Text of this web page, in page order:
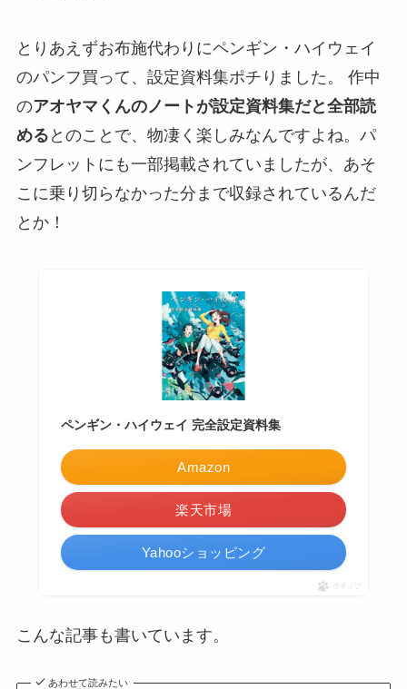
とりあえずお布施代わりにペンギン・ハイウェイ
のパンフ買って、設定資料集ポチりました。 作中
のアオヤマくんのノートが設定資料集だと全部読
める とのことで、物凄く楽しみなんですよね。パ
ンフレットにも一部掲載されていましたが、あそ
こに乗り切らなかった分まで収録されているんだ
とか！
ペンギン・ハイウェイ 完全設定資料集
Amazon
楽天市場
Yahooショッピング
ポチップ
こんな記事も書いています。
あわせて読みたい